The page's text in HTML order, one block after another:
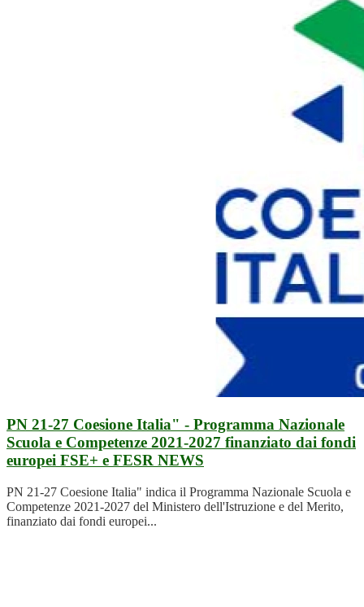
PN 21-27 Coesione Italia" - Programma Nazionale
Scuola e Competenze 2021-2027 finanziato dai fondi
europei FSE+ e FESR NEWS
PN 21-27 Coesione Italia" indica il Programma Nazionale Scuola e
Competenze 2021-2027 del Ministero dell'Istruzione e del Merito,
finanziato dai fondi europei...